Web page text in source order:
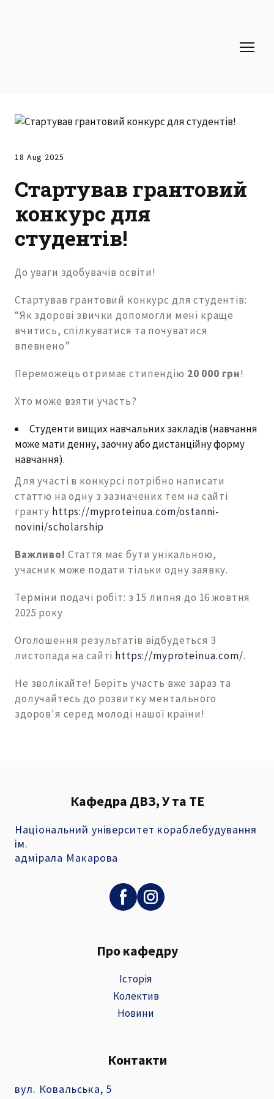
18 Aug 2025
Стартував грантовий
конкурс для
студентів!
До уваги здобувачів освіти!
Стартував грантовий конкурс для студентів:
“Як здорові звички допомогли мені краще
вчитись, спілкуватися та почуватися
впевнено”
Переможець отримає стипендію 20 000 грн!
Хто може взяти участь?
Студенти вищих навчальних закладів (навчання
може мати денну, заочну або дистанційну форму
навчання).
Для участі в конкурсі потрібно написати
статтю на одну з зазначених тем на сайті
гранту https://myproteinua.com/ostanni-
novini/scholarship
Важливо! Стаття має бути унікальною,
учасник може подати тільки одну заявку.
Терміни подачі робіт: з 15 липня до 16 жовтня
2025 року
Оголошення результатів відбудеться 3
листопада на сайті https://myproteinua.com/.
Не зволікайте! Беріть участь вже зараз та
долучайтесь до розвитку ментального
здоров'я серед молоді нашої країни!
Кафедра ДВЗ, У та ТЕ
Національний університет кораблебудування
ім.
адмірала Макарова
Про кафедру
Історія
Колектив
Новини
Контакти
вул. Ковальська, 5